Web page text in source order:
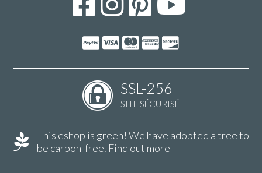
SSL-256
SITE SÉCURISÉ
This eshop is green! We have adopted a tree to
be carbon-free. Find out more